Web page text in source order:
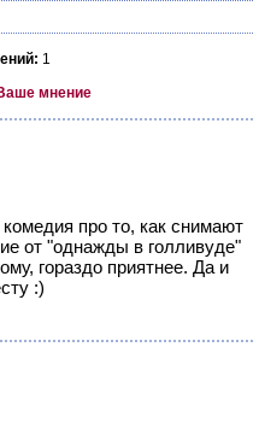
1
мнение
про то, как снимают
от "однажды в голливуде"
гораздо приятнее. Да и
:)